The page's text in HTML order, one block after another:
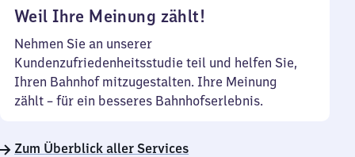
Weil Ihre Meinung zählt!
Nehmen Sie an unserer
Kundenzufriedenheitsstudie teil und helfen Sie,
Ihren Bahnhof mitzugestalten. Ihre Meinung
zählt – für ein besseres Bahnhofserlebnis.
Zum Überblick aller Services